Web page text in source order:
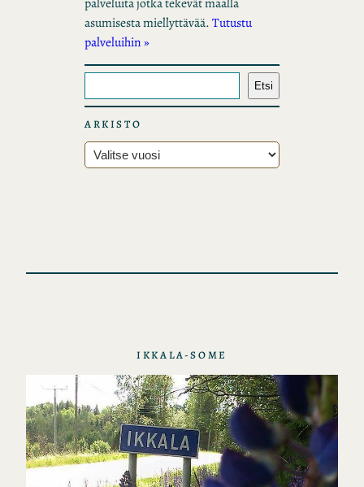
asumisesta miellyttävää.Tutustu
palveluihin »
t
s
i
Etsi
ARKISTO
A
r
IKKALA-SOME